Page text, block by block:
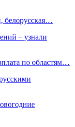
белорусская…
– узнали
по областям…